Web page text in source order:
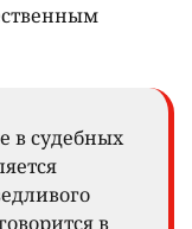
в судебных
в